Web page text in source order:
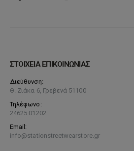
ΣΤΟΙΧΕΙΑ ΕΠΙΚΟΙΝΩΝΙΑΣ
Διεύθυνση:
Θ. Ζιάκα 6, Γρεβενά 51100
Τηλέφωνο:
24625 01202
Email:
info@stationstreetwearstore.gr